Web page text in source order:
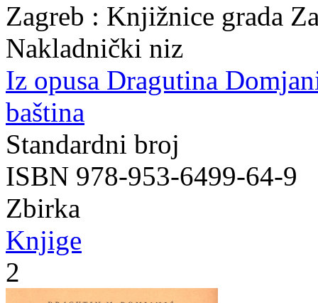
Zagreb : Knjižnice grada
Nakladnički niz
Iz opusa Dragutina
baština
Standardni broj
ISBN 978-953-6499-64-9
Zbirka
Knjige
2